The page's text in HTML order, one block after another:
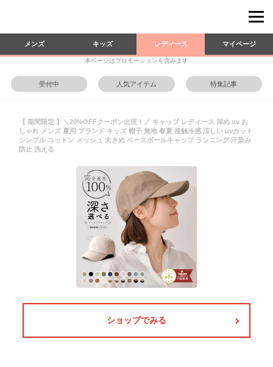
メンズ キッズ レディース マイページ
本ページはプロモーションを含みます
受付中 人気アイテム 特集記事
【 期間限定 】＼20%OFFクーポン出現！／ キャップ レディース 深め uv お
しゃれ メンズ 夏用 ブランド キッズ 帽子 無地 春夏 接触冷感 涼しい uvカット
シンプル コットン メッシュ 大きめ ベースボールキャップ ランニング 汗染み
防止 洗える
ショップでみる